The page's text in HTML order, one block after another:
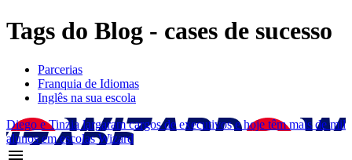
Tags do Blog - cases de sucesso
Parcerias
Franquia de Idiomas
Inglês na sua escola
Diego e Tinzia largaram cargos de executivos e hoje têm mais de mil
alunos em escolas Wizard
menu